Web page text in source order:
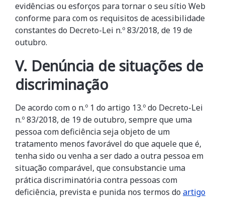
evidências ou esforços para tornar o seu sítio Web
conforme para com os requisitos de acessibilidade
constantes do Decreto-Lei n.º 83/2018, de 19 de
outubro.
V. Denúncia de situações de
discriminação
De acordo com o n.º 1 do artigo 13.º do Decreto-Lei
n.º 83/2018, de 19 de outubro, sempre que uma
pessoa com deficiência seja objeto de um
tratamento menos favorável do que aquele que é,
tenha sido ou venha a ser dado a outra pessoa em
situação comparável, que consubstancie uma
prática discriminatória contra pessoas com
deficiência, prevista e punida nos termos do artigo